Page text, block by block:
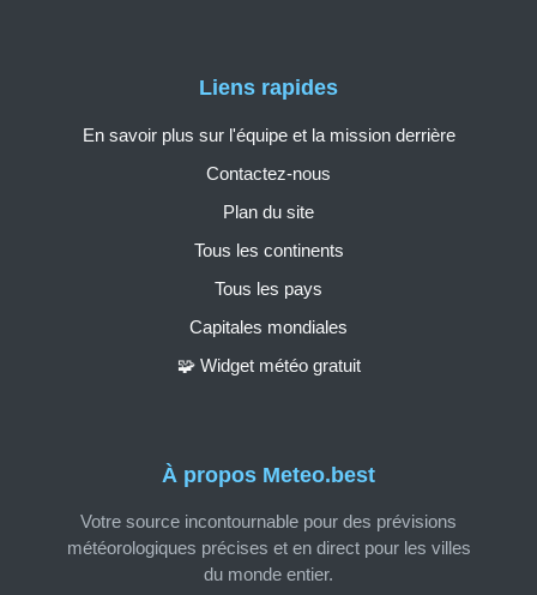
À propos Meteo.best
Votre source incontournable pour des prévisions
météorologiques précises et en direct pour les villes
du monde entier.
Liens rapides
En savoir plus sur l'équipe et la mission derrière
Contactez-nous
Plan du site
Tous les continents
Tous les pays
Capitales mondiales
🧩 Widget météo gratuit